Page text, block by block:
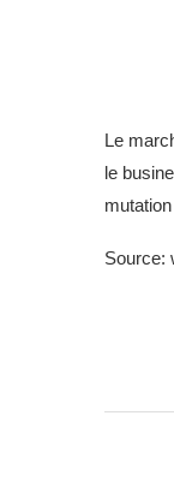
Le
le
Source: